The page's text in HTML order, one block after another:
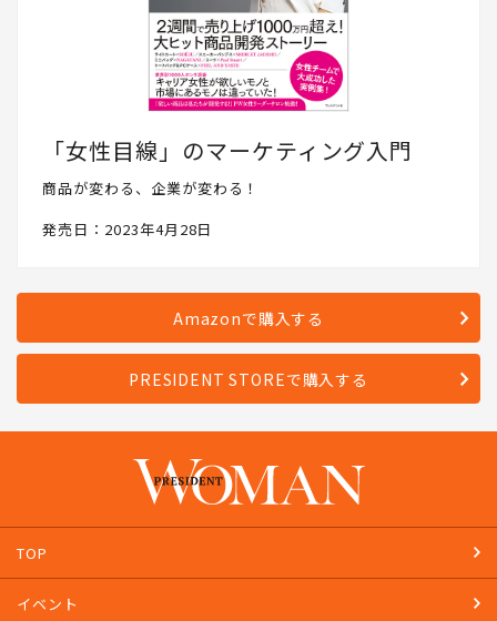
「女性目線」のマーケティング入門
商品が変わる、企業が変わる！
発売日：2023年4月28日
Amazonで購入する
PRESIDENT STOREで購入する
TOP
イベント